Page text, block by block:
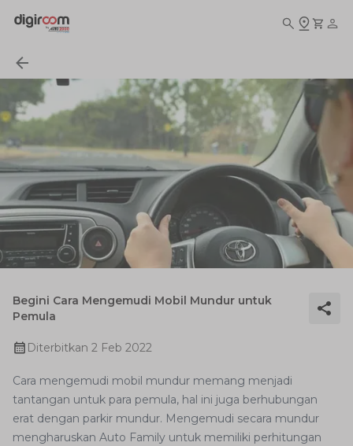
Begini Cara Mengemudi Mobil Mundur untuk
Pemula
Diterbitkan 2 Feb 2022
Cara mengemudi mobil mundur memang menjadi
tantangan untuk para pemula, hal ini juga berhubungan
erat dengan parkir mundur. Mengemudi secara mundur
mengharuskan Auto Family untuk memiliki perhitungan